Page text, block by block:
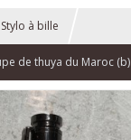
Stylo à bille
de thuya du Maroc (b)